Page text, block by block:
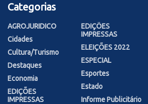
Categorias
AGROJURIDICO
Cidades
Cultura/Turismo
Destaques
Economia
EDIÇÕES
IMPRESSAS
EDIÇÕES
IMPRESSAS
ELEIÇÕES 2022
ESPECIAL
Esportes
Estado
Informe Publicitário